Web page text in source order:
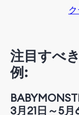
注目すべ
例:
3月21日～5月